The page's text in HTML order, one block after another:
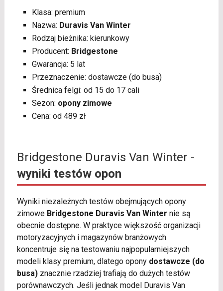
Klasa: premium
Nazwa: Duravis Van Winter
Rodzaj bieżnika: kierunkowy
Producent: Bridgestone
Gwarancja: 5 lat
Przeznaczenie: dostawcze (do busa)
Średnica felgi: od 15 do 17 cali
Sezon: opony zimowe
Cena: od 489 zł
Bridgestone Duravis Van Winter -
wyniki testów opon
Wyniki niezależnych testów obejmujących opony
zimowe Bridgestone Duravis Van Winter nie są
obecnie dostępne. W praktyce większość organizacji
motoryzacyjnych i magazynów branżowych
koncentruje się na testowaniu najpopularniejszych
modeli klasy premium, dlatego opony dostawcze (do
busa)znacznie rzadziej trafiają do dużych testów
porównawczych. Jeśli jednak model Duravis Van